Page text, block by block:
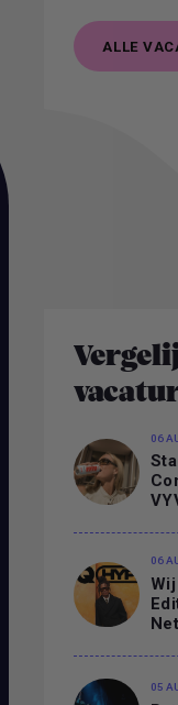
ALLE
06
06
05